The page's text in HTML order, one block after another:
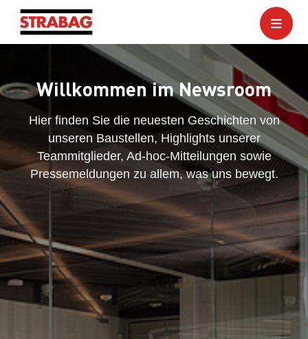
Willkommen im Newsroom
Hier finden Sie die neuesten Geschichten von
unseren Baustellen, Highlights unserer
Teammitglieder, Ad-hoc-Mitteilungen sowie
Pressemeldungen zu allem, was uns bewegt.